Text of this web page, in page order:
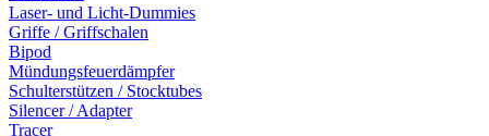
Laser- und Licht-Dummies
Griffe / Griffschalen
Bipod
Mündungsfeuerdämpfer
Schulterstützen / Stocktubes
Silencer / Adapter
Tracer